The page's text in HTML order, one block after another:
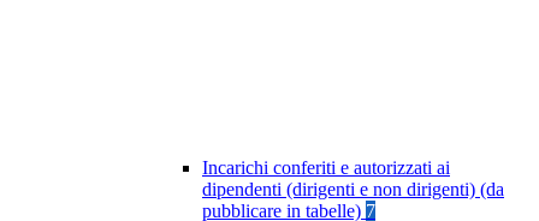
Incarichi conferiti e autorizzati ai
dipendenti (dirigenti e non dirigenti) (da
pubblicare in tabelle) 7